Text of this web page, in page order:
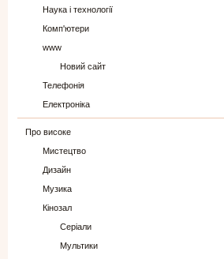
Наука і технології
Комп'ютери
www
Новий сайт
Телефонія
Електроніка
Про високе
Мистецтво
Дизайн
Музика
Кінозал
Серіали
Мультики